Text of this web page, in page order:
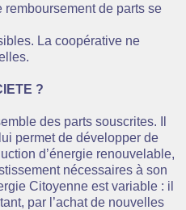
remboursement de parts se
La coopérative ne
?
des parts souscrites. Il
permet de développer de
d’énergie renouvelable,
nécessaires à son
Citoyenne est variable : il
par l’achat de nouvelles